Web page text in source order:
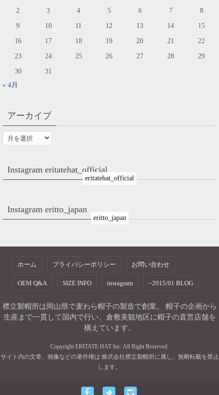
« 4月
2 3 4 5 6 7 8
9 10 11 12 13 14 15
16 17 18 19 20 21 22
23 24 25 26 27 28 29
30 31
アーカイブ
Instagram eritatehat_official
eritatehat_official
Instagram eritto_japan
eritto_japan
ホーム プライバシーポリシー お問い合わせ
OEM Q&A SIZE INFO instagram ~2015/01 BLOG
襟立製帽所は岡山県で麦わら帽子の製造で創業。 帽子の企画から
生産まで一貫して国内で行い、倉敷美観地区に帽子の直営店舗を
構えています。
Copyright ERITATE HAT Inc. All Right Reserved.
サイト内の文章、画像などの著作権は 株式会社襟立製帽所に属し、無断転載を禁止
します。